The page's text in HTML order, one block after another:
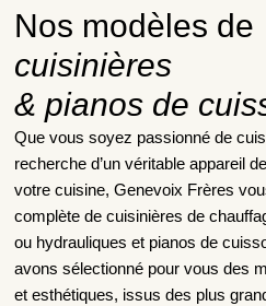
Nos modèles de
cuisinières
& pianos de
Que vous soyez passionné de
recherche d’un véritable appareil
votre cuisine, Genevoix Frères
complète de cuisinières de
ou hydrauliques et pianos de
avons sélectionné pour vous des
et esthétiques, issus des plus